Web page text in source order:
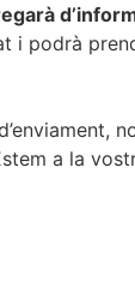
i podrà
a la